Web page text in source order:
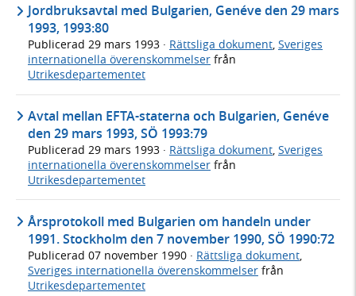
Jordbruksavtal med Bulgarien, Genéve den 29 mars
1993, 1993:80
Publicerad 29 mars 1993 · Rättsliga dokument, Sveriges
internationella överenskommelser från
Utrikesdepartementet
Avtal mellan EFTA-staterna och Bulgarien, Genéve
den 29 mars 1993, SÖ 1993:79
Publicerad 29 mars 1993 · Rättsliga dokument, Sveriges
internationella överenskommelser från
Utrikesdepartementet
Årsprotokoll med Bulgarien om handeln under
1991. Stockholm den 7 november 1990, SÖ 1990:72
Publicerad 07 november 1990 · Rättsliga dokument
Sveriges internationella överenskommelser från
Utrikesdepartementet